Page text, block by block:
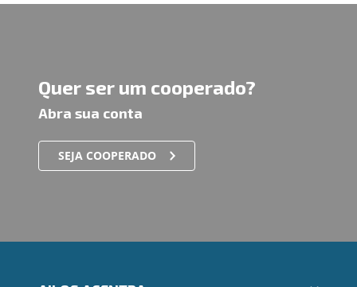
Quer ser um cooperado?
Abra sua conta
SEJA COOPERADO